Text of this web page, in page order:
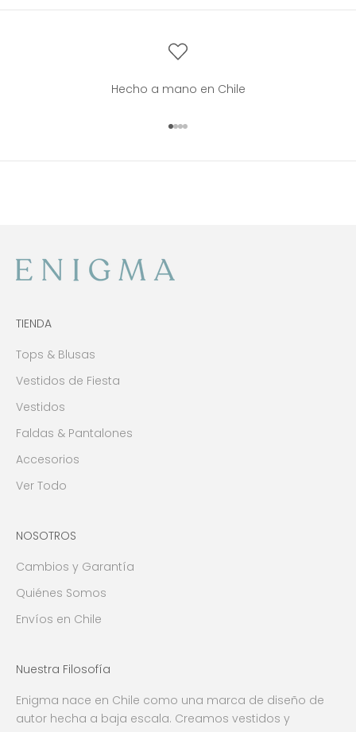
Hecho a mano en Chile
Ir al artículo 1
Ir al artículo 2
Ir al artículo 3
Ir al artículo 4
TIENDA
Tops & Blusas
Vestidos de Fiesta
Vestidos
Faldas & Pantalones
Accesorios
Ver Todo
NOSOTROS
Cambios y Garantía
Quiénes Somos
Envíos en Chile
Nuestra Filosofía
Enigma nace en Chile como una marca de diseño de
autor hecha a baja escala. Creamos vestidos y